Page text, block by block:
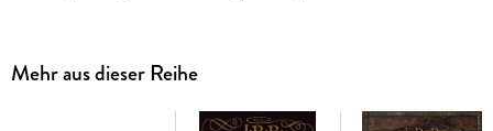
Inhaltsverzeichnis
Mehr aus dieser Reihe